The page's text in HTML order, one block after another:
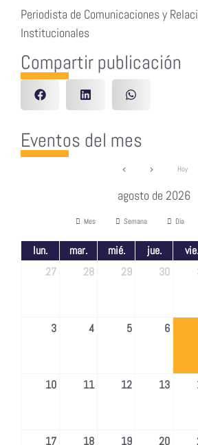
Periodista de Comunicaciones y
Institucionales
Compartir publicación
Eventos del mes
Hoy
agosto de 2026
Mes Semana Día
lun. mar. mié. jue. vie.
27
28 29 30
3 4 5 6
10 11 12 13
17 18 19 20